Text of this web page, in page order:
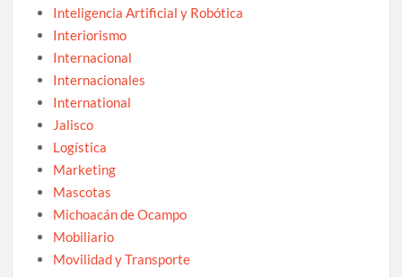
Inteligencia Artificial y Robótica
Interiorismo
Internacional
Internacionales
International
Jalisco
Logística
Marketing
Mascotas
Michoacán de Ocampo
Mobiliario
Movilidad y Transporte